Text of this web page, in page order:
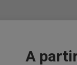
BodyA